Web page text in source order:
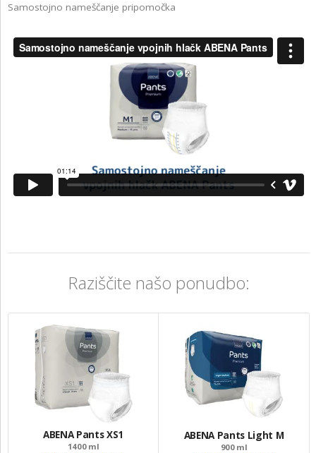
Samostojno nameščanje pripomočka
Raziščite našo ponudbo:
ABENA Pants XS1
1400 ml
ABENA Pants Light M
900 ml